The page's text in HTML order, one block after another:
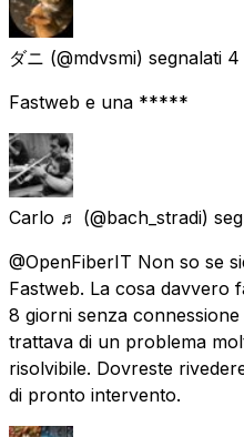
ダニ (@mdvsmi) segnalati 4
Fastweb e una *****
Carlo ♬ (@bach_stradi)
@OpenFiberIT Non so se
Fastweb. La cosa davvero
8 giorni senza
trattava di un problema
risolvibile. Dovreste
di pronto intervento.